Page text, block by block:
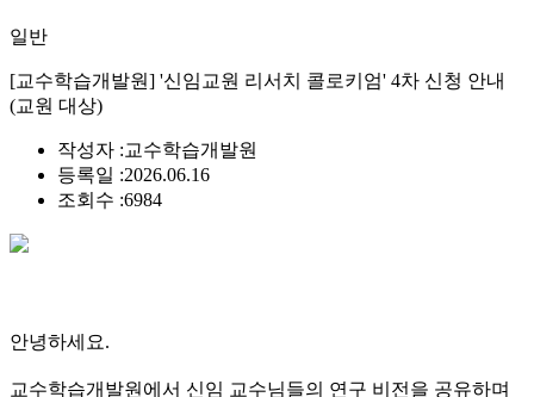
일반
[교수학습개발원] '신임교원 리서치 콜로키엄' 4차 신청 안내
(교원 대상)
작성자 :교수학습개발원
등록일 :2026.06.16
조회수 :6984
안녕하세요.
교수학습개발원에서 신임 교수님들의 연구 비전을 공유하며